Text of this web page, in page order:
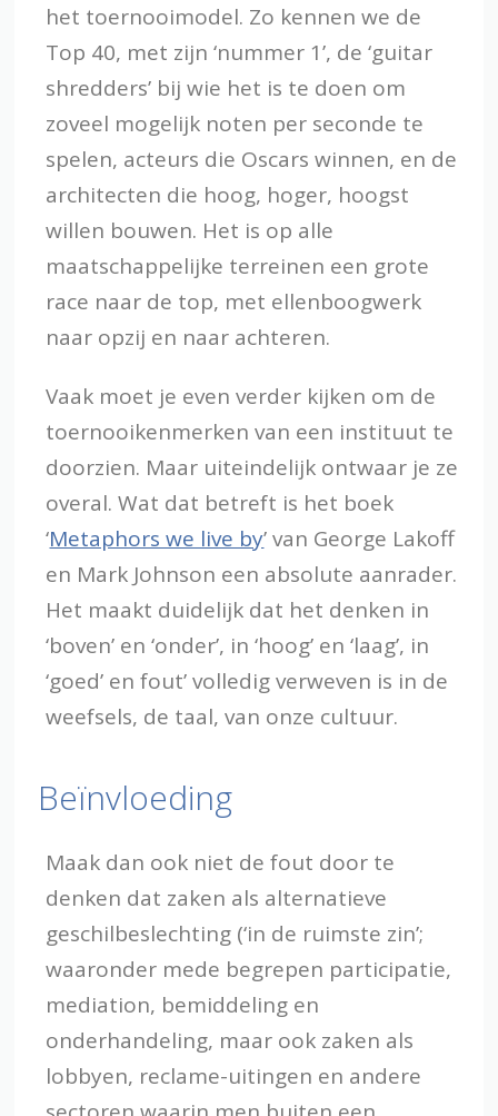
het toernooimodel. Zo kennen we de
Top 40, met zijn ‘nummer 1’, de ‘guitar
shredders’ bij wie het is te doen om
zoveel mogelijk noten per seconde te
spelen, acteurs die Oscars winnen, en de
architecten die hoog, hoger, hoogst
willen bouwen. Het is op alle
maatschappelijke terreinen een grote
race naar de top, met ellenboogwerk
naar opzij en naar achteren.
Vaak moet je even verder kijken om de
toernooikenmerken van een instituut te
doorzien. Maar uiteindelijk ontwaar je ze
overal. Wat dat betreft is het boek
‘Metaphors we live by’ van George Lakoff
en Mark Johnson een absolute aanrader.
Het maakt duidelijk dat het denken in
‘boven’ en ‘onder’, in ‘hoog’ en ‘laag’, in
‘goed’ en fout’ volledig verweven is in de
weefsels, de taal, van onze cultuur.
Beïnvloeding
Maak dan ook niet de fout door te
denken dat zaken als alternatieve
geschilbeslechting (‘in de ruimste zin’;
waaronder mede begrepen participatie,
mediation, bemiddeling en
onderhandeling, maar ook zaken als
lobbyen, reclame-uitingen en andere